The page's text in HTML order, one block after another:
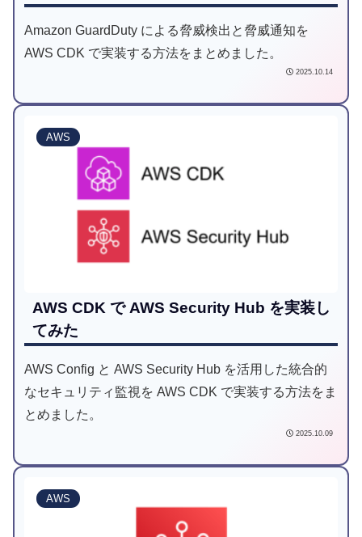
Amazon GuardDuty による脅威検出と脅威通知を
AWS CDK で実装する方法をまとめました。
2025.10.14
AWS
AWS CDK で AWS Security Hub を実装し
てみた
AWS Config と AWS Security Hub を活用した統合的
なセキュリティ監視を AWS CDK で実装する方法をま
とめました。
2025.10.09
AWS